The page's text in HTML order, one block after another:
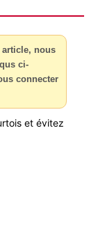
nous
ci-
connecter
et évitez